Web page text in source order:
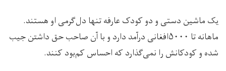
یک ماشین دستی و دو کودک عارفه تنها دل‌گرمی او هستند.
ماهانه تا ۵۰۰۰افغانی درآمد دارد و با آن صاحب حق داشتن جیب
شده و کودکانش را نمی‌گذارد که احساس کم‌بود کنند.